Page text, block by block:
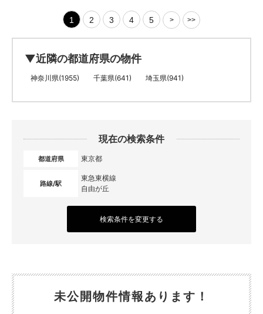
1 2 3 4 5 > >>
▼近隣の都道府県の物件
神奈川県(1955) 千葉県(641) 埼玉県(941)
現在の検索条件
都道府県 東京都
路線/駅
東急東横線
自由が丘
検索条件を変更する
未公開物件情報あります！